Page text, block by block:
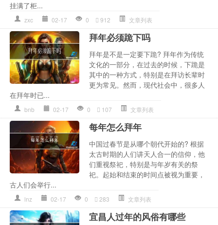
挂满了柜...
zxc 02-17 0 912 文章列表
拜年必须跪下吗
拜年是不是一定要下跪? 拜年作为传统
文化的一部分，在过去的时候，下跪是
其中的一种方式，特别是在拜访长辈时
更为常见。然而，现代社会中，很多人
在拜年时已...
bnb 02-17 0 107 文章列表
每年怎么拜年
中国过春节是从哪个朝代开始的? 根据
太古时期的人们讲天人合一的信仰，他
们重视祭祀，特别是与年岁有关的祭
祀。起始和结束的时间点被视为重要，
古人们会举行...
lnz 02-17 0 283 文章列表
宜昌人过年的风俗有哪些